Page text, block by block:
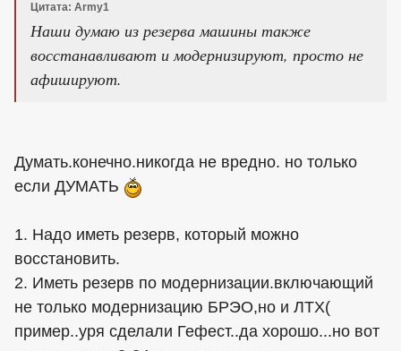
Цитата: Army1
Наши думаю из резерва машины также
восстанавливают и модернизируют, просто не
афишируют.
Думать.конечно.никогда не вредно. но только
если ДУМАТЬ
1. Надо иметь резерв, который можно
восстановить.
2. Иметь резерв по модернизации.включающий
не только модернизацию БРЭО,но и ЛТХ(
пример..уря сделали Гефест..да хорошо...но вот